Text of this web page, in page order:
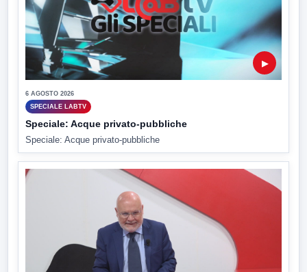
▶
6 AGOSTO 2026
SPECIALE LABTV
Speciale: Acque privato-pubbliche
Speciale: Acque privato-pubbliche